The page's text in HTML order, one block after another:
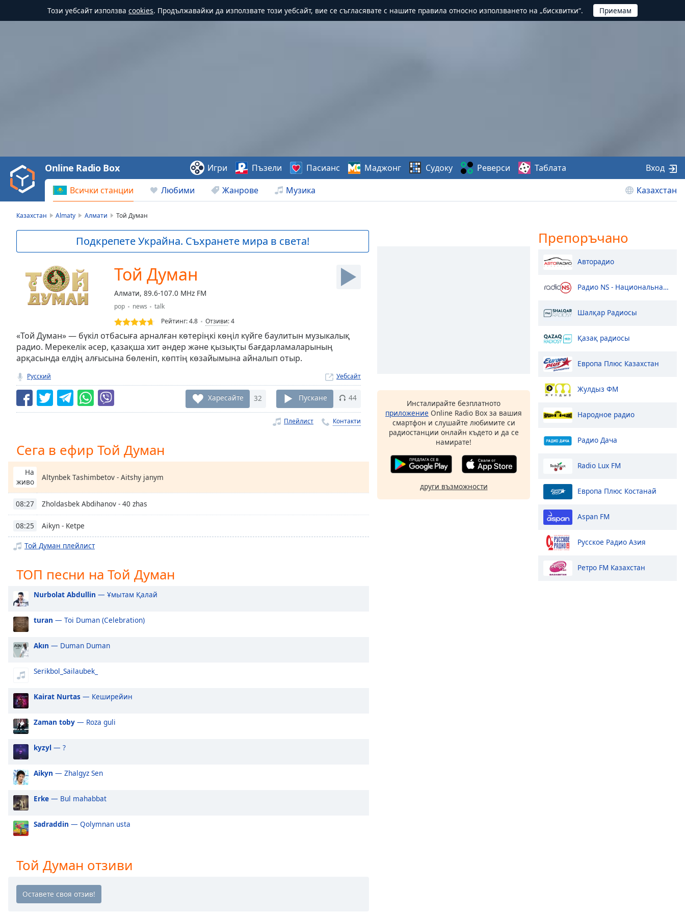
Този уебсайт използва cookies. Продължавайки да използвате този уебсайт, вие се съгласявате с нашите правила относно използването на „бисквитки“.
Video
Play
Backward
Skip
Current
Loaded:
Seek to
currently
behind
LIVE
Remaining
Time-
Chapters
Chapters
descriptions
off,
selected
subtitles
settings,
opens
settings
subtitles
off
selected
Track
Picture-
in-
Picture
Fullscreen
This
window.
Beginning
Escape
cancel
Всички станции Любими Жанрове Музика Казахстан
Online Radio Box Игри Пъзели Пасианс Маджонг Судоку Реверси Таблата Вход
Казахстан Almaty Алмати Той Думан
Подкрепете Украйна. Съхранете мира в света!
Той Думан
Алмати, 89.6-107.0 MHz FM
pop news
talk
Рейтинг:4.8 Отзиви:4
«Той Думан» — бүкіл отбасыға арналған көтеріңкі көңіл күйге баулитын музыкалық
радио. Мерекелік әсер, қазақша хит әндер және қызықты бағдарламаларының
арқасында елдің алғысына бөленіп, көптің көзайымына айналып отыр.
Русский Уебсайт
Харесайте 32 Пускане 44
Плейлист Контакти
Сега в ефир Той Думан
На
живо
Altynbek Tashimbetov - Aitshy janym
08:27 Zholdasbek Abdihanov - 40 zhas
08:25 Aikyn - Ketpe
Той Думан плейлист
ТОП песни на Той Думан
Nurbolat Abdullin — Ұмытам Қалай
turan — Toi Duman (Celebration)
Akın — Duman Duman
Serikbol_Sailaubek_
Kairat Nurtas — Кеширейин
Zaman toby — Roza guli
kyzyl — ?
Aikyn — Zhalgyz Sen
Erke — Bul mahabbat
Sadraddin — Qolymnan usta
Той Думан отзиви
Инсталирайте безплатното
приложение Online Radio Box за вашия
смартфон и слушайте любимите си
радиостанции онлайн където и да се
намирате!
други възможности
Препоръчано
Авторадио
Радио NS - Национальная Сеть
Шалқар Радиосы
Қазақ радиосы
Европа Плюс Казахстан
Жулдыз ФМ
Народное радио
Радио Дача
Radio Lux FM
Европа Плюс Костанай
Aspan FM
Русское Радио Азия
Ретро FM Казахстан